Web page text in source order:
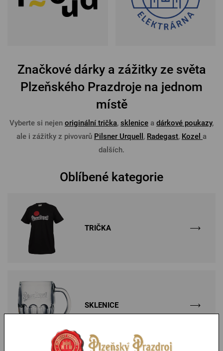
Značkové dárky a zážitky ze světa
Plzeňského Prazdroje na jednom
místě
Vyberte si nejen originální trička, sklenice a dárkové poukazy,
ale i zážitky z pivovarů Pilsner Urquell , Radegast, Kozel a
dalších.
Oblíbené kategorie
TRIČKA
SKLENICE